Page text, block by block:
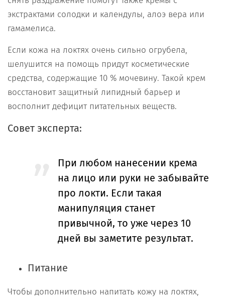
экстрактами солодки и календулы, алоэ вера или
гамамелиса.
Если кожа на локтях очень сильно огрубела,
шелушится на помощь придут косметические
средства, содержащие 10 % мочевину. Такой крем
восстановит защитный липидный барьер и
восполнит дефицит питательных веществ.
Совет эксперта:
При любом нанесении крема
на лицо или руки не забывайте
про локти. Если такая
манипуляция станет
привычной, то уже через 10
дней вы заметите результат.
Питание
Чтобы дополнительно напитать кожу на локтях,